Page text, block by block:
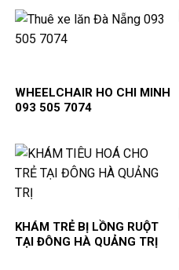
WHEELCHAIR HO CHI MINH
093 505 7074
KHÁM TRẺ BỊ LỒNG RUỘT
TẠI ĐÔNG HÀ QUẢNG TRỊ